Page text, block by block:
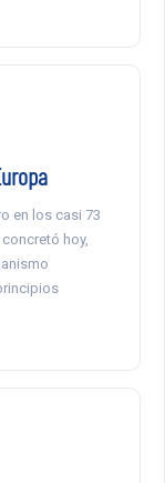
en los casi 73
hoy,